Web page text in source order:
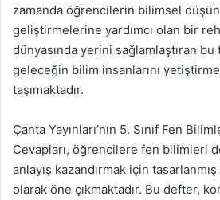
zamanda öğrencilerin bilimsel
geliştirmelerine yardımcı olan bir
dünyasında yerini sağlamlaştıran
geleceğin bilim insanlarını
taşımaktadır.
Çanta Yayınları’nın 5. Sınıf Fen
Cevapları, öğrencilere fen bilimleri
anlayış kazandırmak için
olarak öne çıkmaktadır. Bu defter,